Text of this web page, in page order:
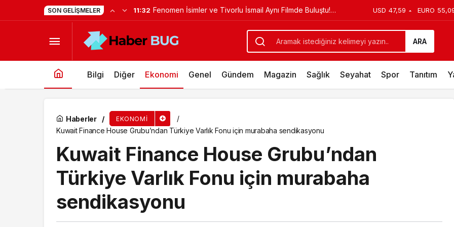
SON GELIŞMELER 11:22 Yapımcı Suat Yanç’a Sürpriz Doğum Günü Kutlaması! USD 47,59 EURO
ARA
Bilgi Diğer Ekonomi Genel Gündem Magazin Sağlık Seyahat Spor Tanıtım
Haberler EKONOMI
Kuwait Finance House Grubu’ndan Türkiye Varlık Fonu için murabaha sendikasyonu
Kuwait Finance House Grubu’ndan
Türkiye Varlık Fonu için murabaha
sendikasyonu
UPT, MoneyGram ile İş Birliğini Genişleterek Uluslararası Para Transferi Hizmetlerini Tam Kapsamlı